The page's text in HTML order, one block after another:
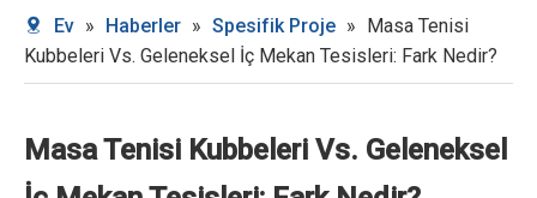
Ev » Haberler » Spesifik Proje » Masa Tenisi
Kubbeleri Vs. Geleneksel İç Mekan Tesisleri: Fark Nedir?
Masa Tenisi Kubbeleri Vs. Geleneksel